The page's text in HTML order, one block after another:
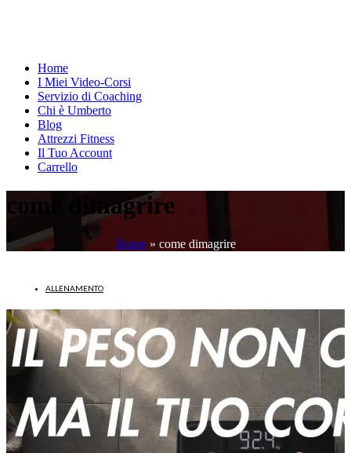
Home
I Miei Video-Corsi
Servizio di Coaching
Chi è Umberto
Blog
Attrezzi Fitness
Il Tuo Account
Carrello
come dimagrire
Home» come dimagrire
ALLENAMENTO